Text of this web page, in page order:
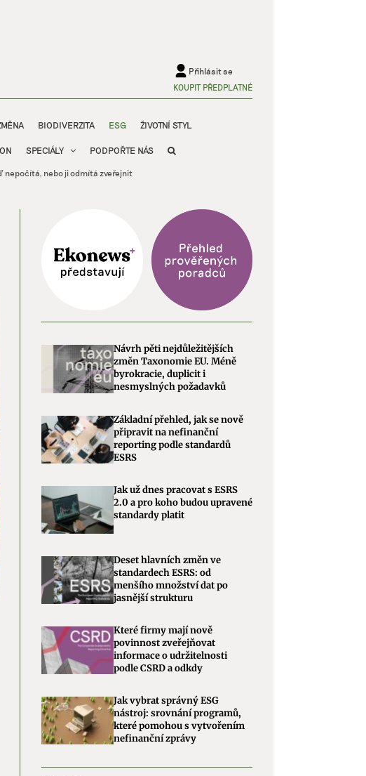
Přihlásit se
KOUPIT PŘEDPLATNÉ
BIODIVERZITA ESG ŽIVOTNÍ STYL
SPECIÁLY PODPOŘTE NÁS
nepočítá, nebo ji odmítá zveřejnit
Návrh pěti nejdůležitějších
změn Taxonomie EU. Méně
byrokracie, duplicit i
nesmyslných požadavků
Základní přehled, jak se nově
připravit na nefinanční
reporting podle standardů
ESRS
Jak už dnes pracovat s ESRS
2.0 a pro koho budou upravené
standardy platit
Deset hlavních změn ve
standardech ESRS: od
menšího množství dat po
jasnější strukturu
Které firmy mají nově
povinnost zveřejňovat
informace o udržitelnosti
podle CSRD a odkdy
Jak vybrat správný ESG
nástroj: srovnání programů,
které pomohou s vytvořením
nefinanční zprávy